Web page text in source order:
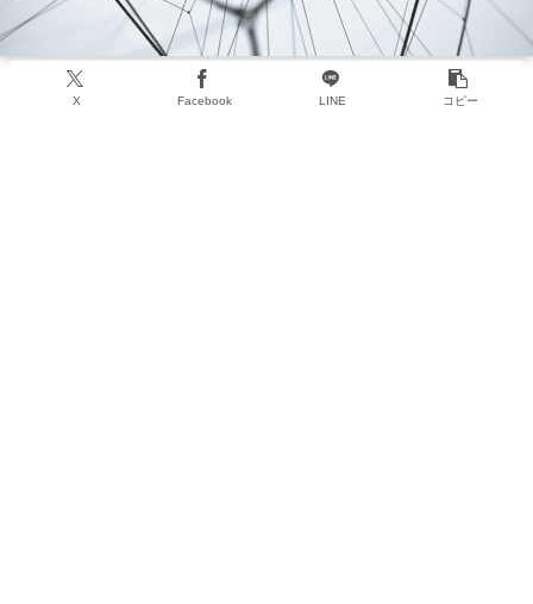
X Facebook LINE コピー